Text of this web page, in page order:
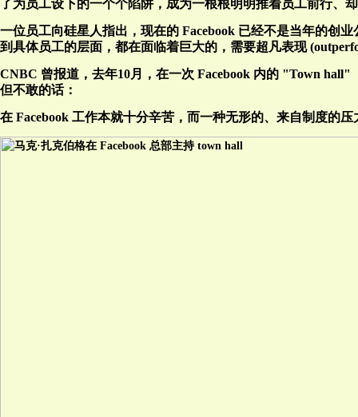
了为员工设下的一个个陷阱，成为一根根明明推着员工前行、
一位员工向硅星人指出，现在的 Facebook 已经不是当年的创
到具体员工的层面，都在面临着巨大的，需要超凡表现
CNBC 曾报道，去年10月，在一次 Facebook 内的 "Town
但不敢的话：
在 Facebook 工作本就十分辛苦，而一种无形的、来自制度的